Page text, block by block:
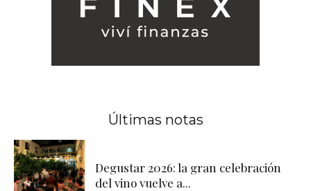
Últimas notas
Degustar 2026: la gran celebración
del vino vuelve a...